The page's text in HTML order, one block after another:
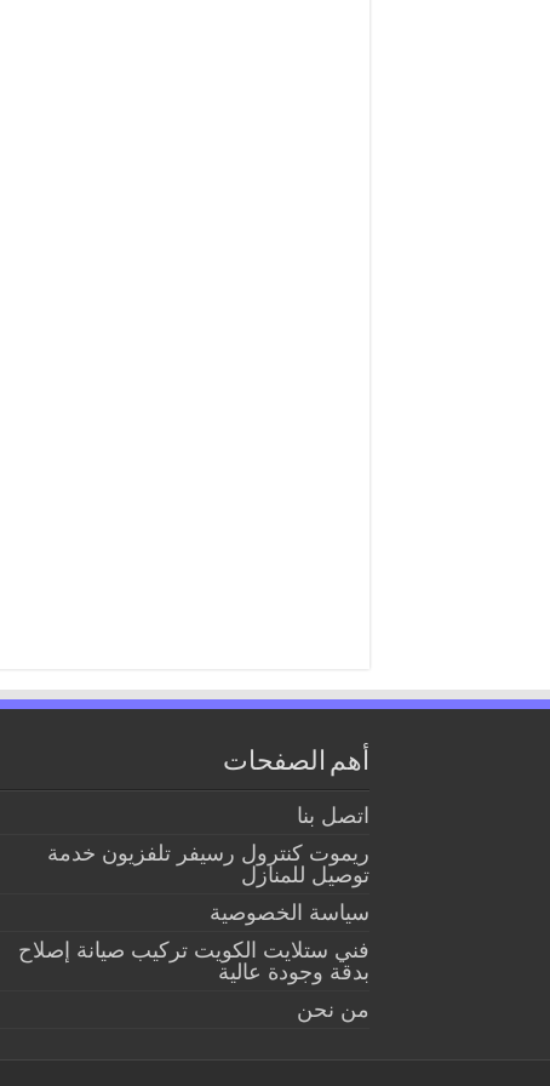
أهم الصفحات
اتصل بنا
ريموت كنترول رسيفر تلفزيون خدمة
توصيل للمنازل
سياسة الخصوصية
فني ستلايت الكويت تركيب صيانة إصلاح
بدقة وجودة عالية
من نحن